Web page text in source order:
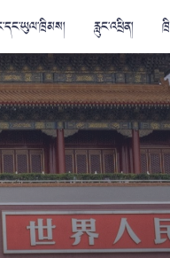
རླུང་འཕྲིན།